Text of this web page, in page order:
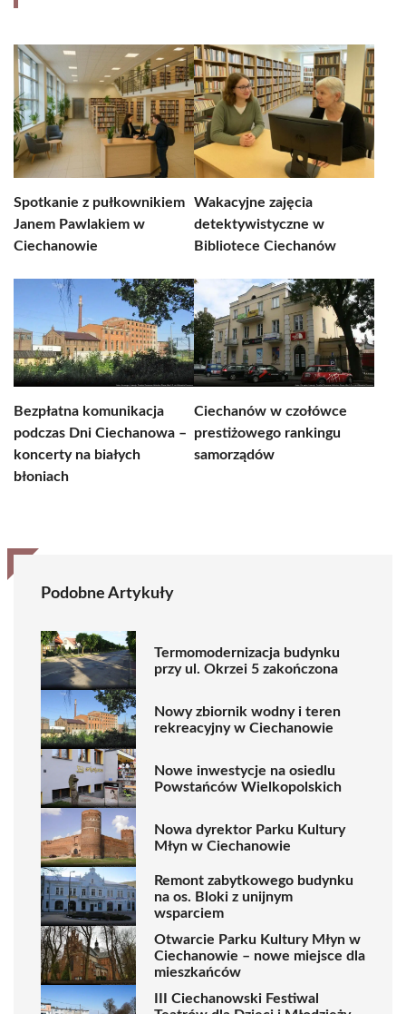
Spotkanie z pułkownikiem
Janem Pawlakiem w
Ciechanowie
Wakacyjne zajęcia
detektywistyczne w
Bibliotece Ciechanów
Bezpłatna komunikacja
podczas Dni Ciechanowa –
koncerty na białych
błoniach
Ciechanów w czołówce
prestiżowego rankingu
samorządów
Podobne Artykuły
Termomodernizacja budynku
przy ul. Okrzei 5 zakończona
Nowy zbiornik wodny i teren
rekreacyjny w Ciechanowie
Nowe inwestycje na osiedlu
Powstańców Wielkopolskich
Nowa dyrektor Parku Kultury
Młyn w Ciechanowie
Remont zabytkowego budynku
na os. Bloki z unijnym
wsparciem
Otwarcie Parku Kultury Młyn w
Ciechanowie – nowe miejsce dla
mieszkańców
III Ciechanowski Festiwal